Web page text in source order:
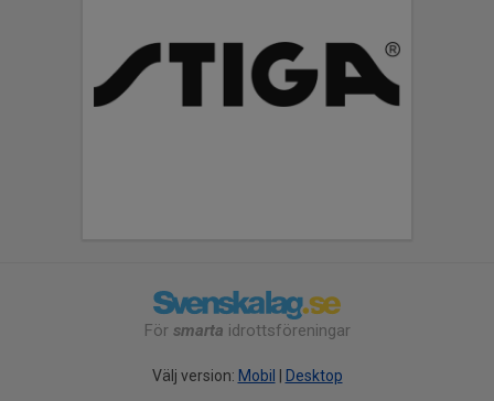
För smarta idrottsföreningar
Välj version: Mobil | Desktop